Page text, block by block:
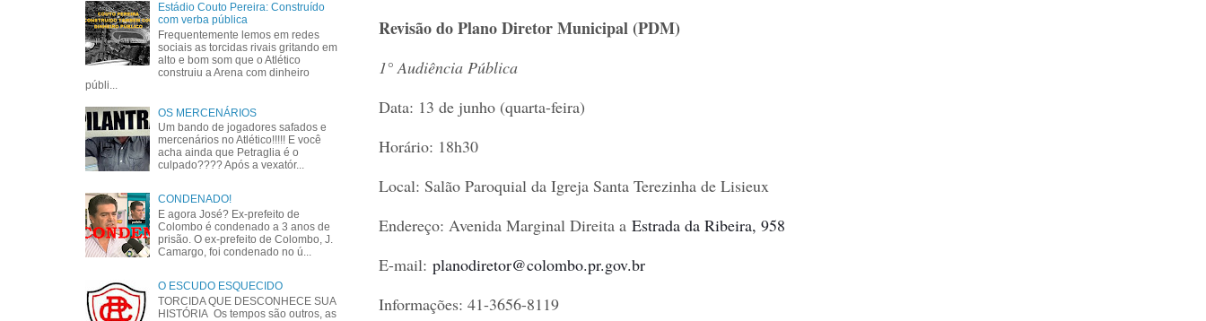
Revisão do Plano Diretor Municipal (PDM)
1° Audiência Pública
Data: 13 de junho (quarta-feira)
Horário: 18h30
Local: Salão Paroquial da Igreja Santa Terezinha de Lisieux
Endereço: Avenida Marginal Direita a Estrada da Ribeira, 958
E-mail: planodiretor@colombo.pr.gov.br
Informações: 41-3656-8119
Estádio Couto Pereira: Construído
com verba pública
Frequentemente lemos em redes
sociais as torcidas rivais gritando em
alto e bom som que o Atlético
construiu a Arena com dinheiro
públi...
OS MERCENÁRIOS
Um bando de jogadores safados e
mercenários no Atlético!!!!! E você
acha ainda que Petraglia é o
culpado???? Após a vexatór...
CONDENADO!
E agora José? Ex-prefeito de
Colombo é condenado a 3 anos de
prisão. O ex-prefeito de Colombo, J.
Camargo, foi condenado no ú...
O ESCUDO ESQUECIDO
TORCIDA QUE DESCONHECE SUA
HISTÓRIA Os tempos são outros, as